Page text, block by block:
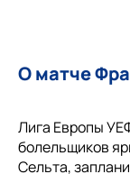
О матче
Лига Европы
болельщиков
Сельта,